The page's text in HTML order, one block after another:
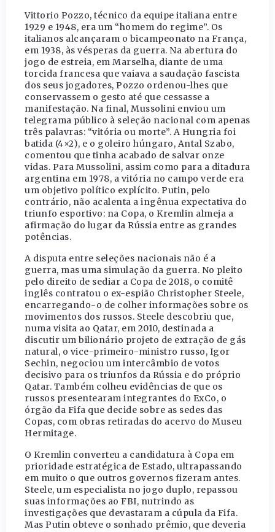
Vittorio Pozzo, técnico da equipe italiana entre
1929 e 1948, era um “homem do regime”. Os
italianos alcançaram o bicampeonato na França,
em 1938, às vésperas da guerra. Na abertura do
jogo de estreia, em Marselha, diante de uma
torcida francesa que vaiava a saudação fascista
dos seus jogadores, Pozzo ordenou-lhes que
conservassem o gesto até que cessasse a
manifestação. Na final, Mussolini enviou um
telegrama público à seleção nacional com apenas
três palavras: “vitória ou morte”. A Hungria foi
batida (4×2), e o goleiro húngaro, Antal Szabo,
comentou que tinha acabado de salvar onze
vidas. Para Mussolini, assim como para a ditadura
argentina em 1978, a vitória no campo verde era
um objetivo político explícito. Putin, pelo
contrário, não acalenta a ingênua expectativa do
triunfo esportivo: na Copa, o Kremlin almeja a
afirmação do lugar da Rússia entre as grandes
potências.
A disputa entre seleções nacionais não é a
guerra, mas uma simulação da guerra. No pleito
pelo direito de sediar a Copa de 2018, o comitê
inglês contratou o ex-espião Christopher Steele,
encarregando-o de colher informações sobre os
movimentos dos russos. Steele descobriu que,
numa visita ao Qatar, em 2010, destinada a
discutir um bilionário projeto de extração de gás
natural, o vice-primeiro-ministro russo, Igor
Sechin, negociou um intercâmbio de votos
decisivo para os triunfos da Rússia e do próprio
Qatar. Também colheu evidências de que os
russos presentearam integrantes do ExCo, o
órgão da Fifa que decide sobre as sedes das
Copas, com obras retiradas do acervo do Museu
Hermitage.
O Kremlin converteu a candidatura à Copa em
prioridade estratégica de Estado, ultrapassando
em muito o que outros governos fizeram antes.
Steele, um especialista no jogo duplo, repassou
suas informações ao FBI, nutrindo as
investigações que devastaram a cúpula da Fifa.
Mas Putin obteve o sonhado prêmio, que deveria